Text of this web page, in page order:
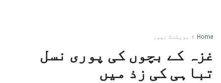
Home بریکنگ نیوز
غزہ کے بچوں کی پوری نسل
تباہی کی زذ میں